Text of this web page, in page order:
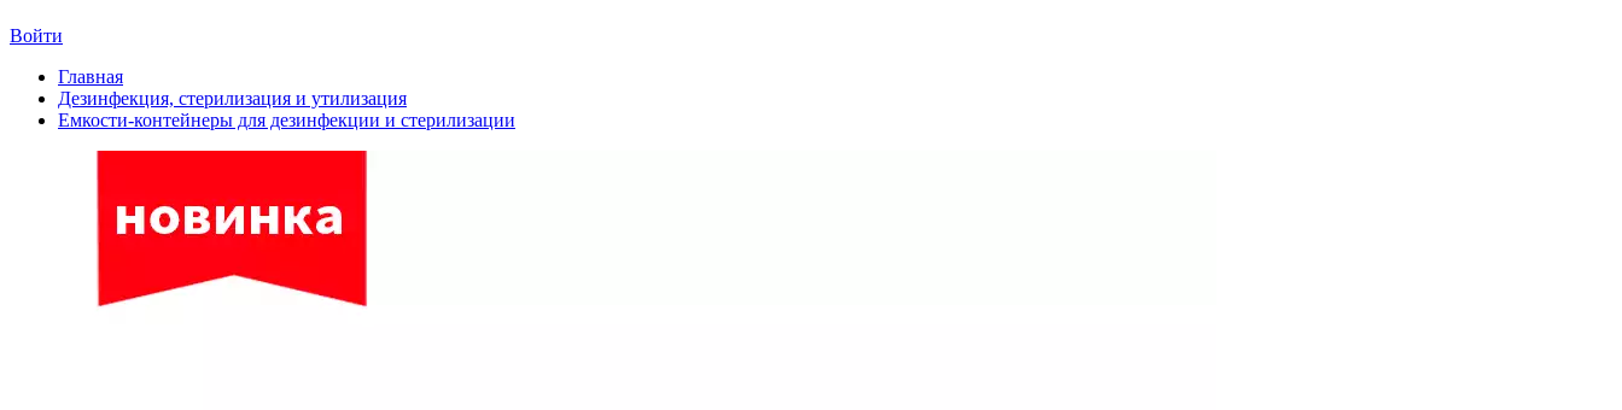
Войти
Главная
Дезинфекция, стерилизация и утилизация
Емкости-контейнеры для дезинфекции и стерилизации